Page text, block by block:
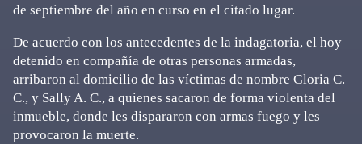
de septiembre del año en curso en el citado lugar.
De acuerdo con los antecedentes de la indagatoria, el hoy
detenido en compañía de otras personas armadas,
arribaron al domicilio de las víctimas de nombre Gloria C.
C., y Sally A. C., a quienes sacaron de forma violenta del
inmueble, donde les dispararon con armas fuego y les
provocaron la muerte.